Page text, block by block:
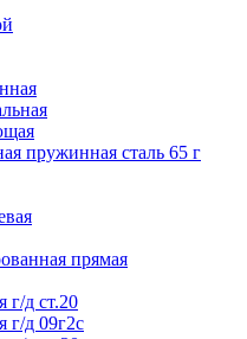
пружинная сталь 65 г
прямая
г/д ст.20
г/д 09г2с